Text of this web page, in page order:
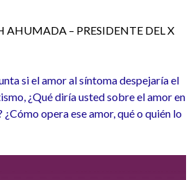
AHUMADA – PRESIDENTE DEL X
si el amor al síntoma despejaría el
¿Qué diría usted sobre el amor en
opera ese amor, qué o quién lo